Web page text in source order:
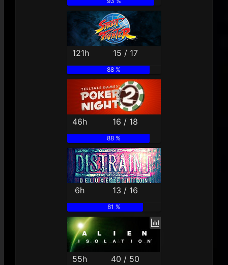
121h 15 / 17
88 %
46h 16 / 18
88 %
6h 13 / 16
81 %
55h 40 / 50